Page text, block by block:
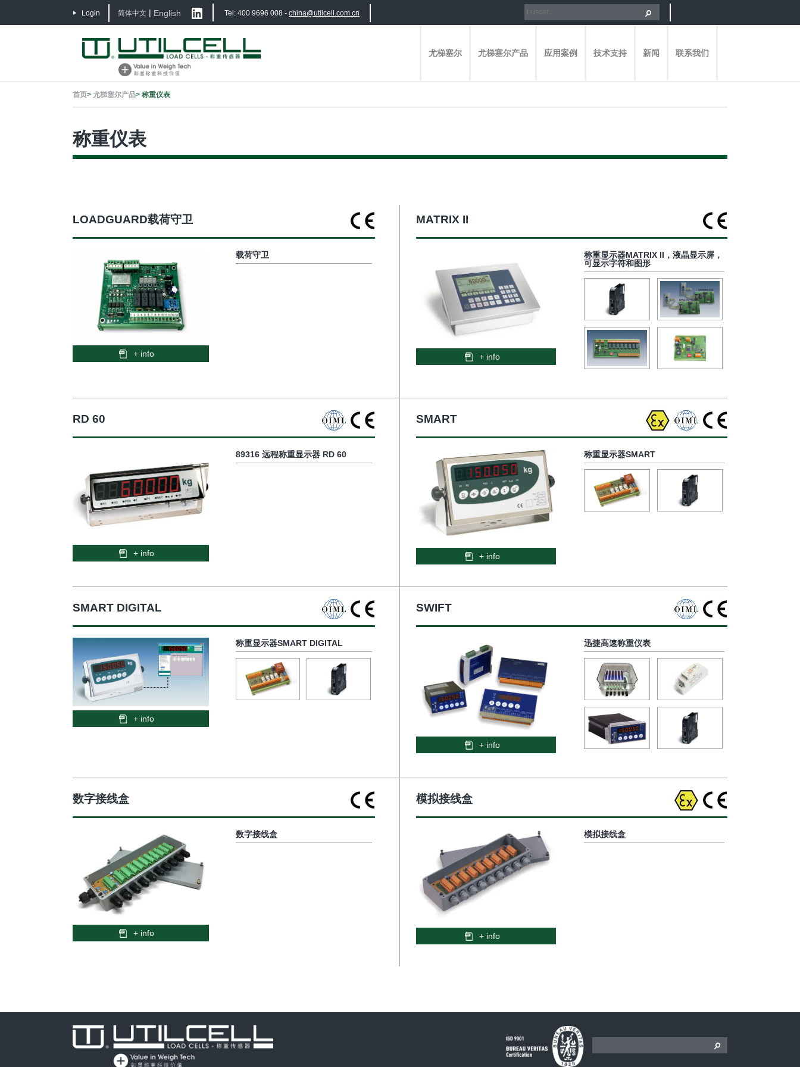
Login 简体中文 | English Tel: 400 9696 008 - china@utilcell.com.cn
尤梯塞尔 尤梯塞尔产品 应用案例 技术支持 新闻 联系我们
首页> 尤梯塞尔产品> 称重仪表
称重仪表
LOADGUARD载荷守卫
+ info
载荷守卫
MATRIX II
+ info
称重显示器MATRIX II，液晶显示屏，
可显示字符和图形
RD 60
+ info
89316 远程称重显示器 RD 60
SMART
+ info
称重显示器SMART
SMART DIGITAL
+ info
称重显示器SMART DIGITAL
SWIFT
+ info
迅捷高速称重仪表
数字接线盒
+ info
数字接线盒
模拟接线盒
+ info
模拟接线盒